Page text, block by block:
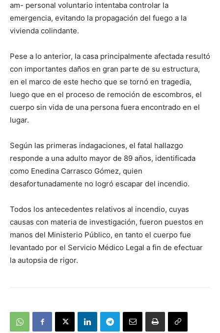
am- personal voluntario intentaba controlar la
emergencia, evitando la propagación del fuego a la
vivienda colindante.
Pese a lo anterior, la casa principalmente afectada resultó
con importantes daños en gran parte de su estructura,
en el marco de este hecho que se tornó en tragedia,
luego que en el proceso de remoción de escombros, el
cuerpo sin vida de una persona fuera encontrado en el
lugar.
Según las primeras indagaciones, el fatal hallazgo
responde a una adulto mayor de 89 años, identificada
como Enedina Carrasco Gómez, quien
desafortunadamente no logró escapar del incendio.
Todos los antecedentes relativos al incendio, cuyas
causas con materia de investigación, fueron puestos en
manos del Ministerio Público, en tanto el cuerpo fue
levantado por el Servicio Médico Legal a fin de efectuar
la autopsia de rigor.